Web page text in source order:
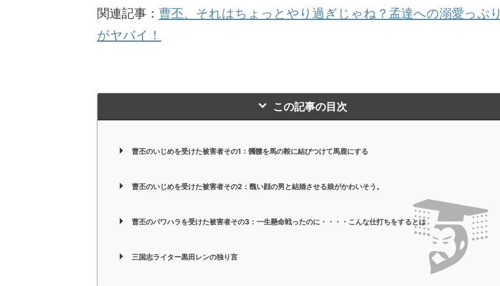
関連記事： 曹丕、それはちょっとやり過ぎじゃね？孟達への溺愛っぷり
がヤバイ！
この記事の目次
曹丕のいじめを受けた被害者その1：髑髏を馬の鞍に結びつけて馬鹿にする
曹丕のいじめを受けた被害者その2：醜い顔の男と結婚させる娘がかわいそう。
曹丕のパワハラを受けた被害者その3：一生懸命戦ったのに・・・・こんな仕打ちをするとは
三国志ライター黒田レンの独り言